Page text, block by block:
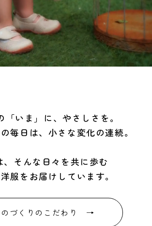
「いま」に、やさしさを。
毎日は、小さな変化の連続。
、そんな日々を共に歩む
服をお届けしています。
のづくりのこだわり →